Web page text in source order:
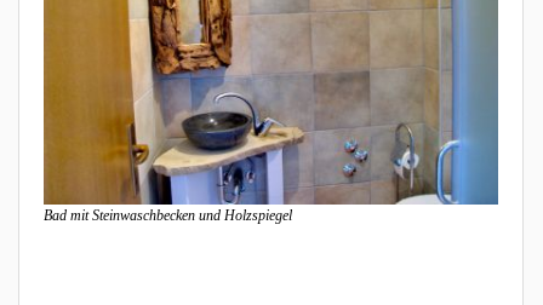
Bad mit Steinwaschbecken und Holzspiegel